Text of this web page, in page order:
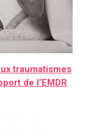
traumatismes
de l’EMDR